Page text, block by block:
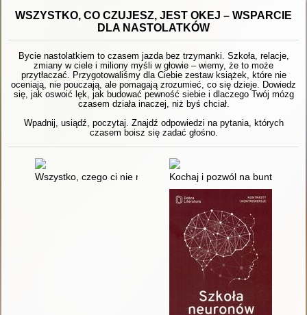
WSZYSTKO, CO CZUJESZ, JEST OKEJ – WSPARCIE
DLA NASTOLATKÓW
Bycie nastolatkiem to czasem jazda bez trzymanki. Szkoła, relacje,
zmiany w ciele i miliony myśli w głowie – wiemy, że to może
przytłaczać. Przygotowaliśmy dla Ciebie zestaw książek, które nie
oceniają, nie pouczają, ale pomagają zrozumieć, co się dzieje. Dowiedz
się, jak oswoić lęk, jak budować pewność siebie i dlaczego Twój mózg
czasem działa inaczej, niż byś chciał.
Wpadnij, usiądź, poczytaj. Znajdź odpowiedzi na pytania, których
czasem boisz się zadać głośno.
Wszystko, czego ci nie mówią, gdy jesteś nastolatkiem : jak
Kochaj i pozwól na bunt : jak